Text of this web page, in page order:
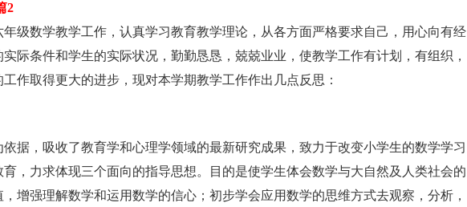
2
数学教学工作，认真学习教育教学理论，从各方面严格要求自己，用心向有经
际条件和学生的实际状况，勤勤恳恳，兢兢业业，使教学工作有计划，有组织，
作取得更大的进步，现对本学期教学工作作出几点反思：
，吸收了教育学和心理学领域的最新研究成果，致力于改变小学生的数学学习
，力求体现三个面向的指导思想。目的是使学生体会数学与大自然及人类社会的
增强理解数学和运用数学的信心；初步学会应用数学的思维方式去观察，分析，